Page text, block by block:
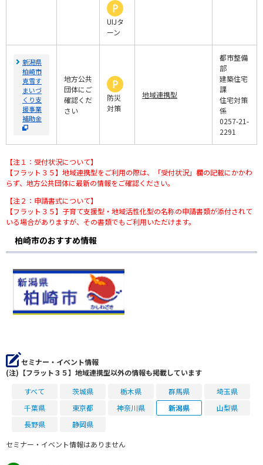
UIJタ
ーン
新潟県
柏崎市
克雪す
まいづ
くり支
援事業
補助金
地方公共
団体にご
確認くだ
さい
防災
対策
地域連携型
都市整備
部
建築住宅
課
住宅対策
係
0257-21-
2291
【注１：受付状況について】
【フラット３５】地域連携型をご利用の際は、「受付状況」欄の記載にかかわ
らず、地方公共団体に最新の情報をご確認ください。
【注２：申請書式について】
【フラット３５】子育て支援型・地域活性化型の名称の申請書類が添付されて
いる場合がありますが、その書類でもご利用いただけます。
柏崎市のおすすめ情報
セミナー・イベント情報
(注)【フラット３５】地域連携型以外の情報も掲載しています
すべて
茨城県 栃木県 群馬県
埼玉県
千葉県
東京都 神奈川県 新潟県
山梨県
長野県
静岡県
セミナー・イベント情報はありません